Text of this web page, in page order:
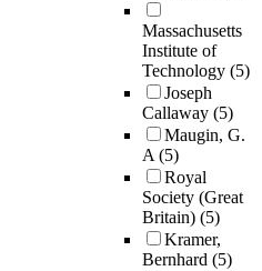
Massachusetts
Institute of
Technology (5)
Joseph
Callaway (5)
Maugin, G.
A(5)
Royal
Society (Great
Britain) (5)
Kramer,
Bernhard (5)